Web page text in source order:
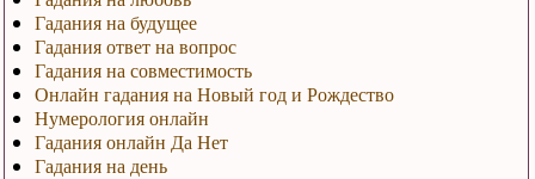
Гадания на будущее
Гадания ответ на вопрос
Гадания на совместимость
Онлайн гадания на Новый год и Рождество
Нумерология онлайн
Гадания онлайн Да Нет
Гадания на день